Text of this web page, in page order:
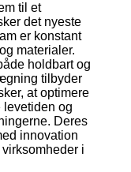
til et
det nyeste
er konstant
materialer.
holdbart og
tilbyder
at optimere
og
Deres
innovation
i